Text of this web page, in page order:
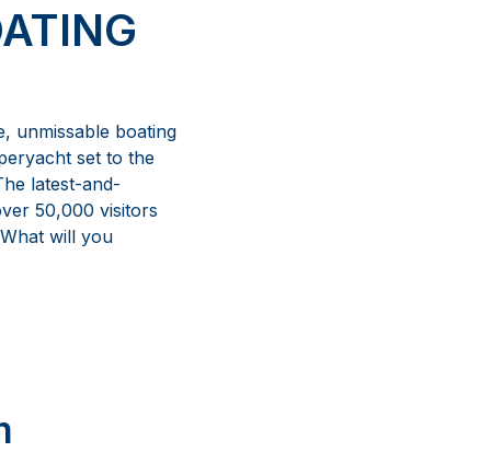
unmissable boating
set to the
latest-and-
50,000 visitors
will you